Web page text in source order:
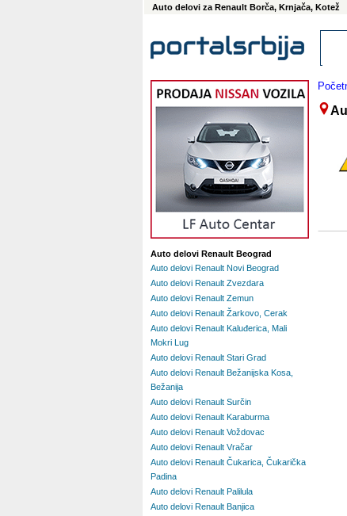
Auto delovi za Renault Borča, Krnjača, Kotež
Auto delovi Renault Beograd
Auto delovi Renault Novi Beograd
Auto delovi Renault Zvezdara
Auto delovi Renault Zemun
Auto delovi Renault Žarkovo, Cerak
Auto delovi Renault Kaluđerica, Mali
Mokri Lug
Auto delovi Renault Stari Grad
Auto delovi Renault Bežanijska Kosa,
Bežanija
Auto delovi Renault Surčin
Auto delovi Renault Karaburma
Auto delovi Renault Voždovac
Auto delovi Renault Vračar
Auto delovi Renault Čukarica, Čukarička
Padina
Auto delovi Renault Palilula
Auto delovi Renault Banjica